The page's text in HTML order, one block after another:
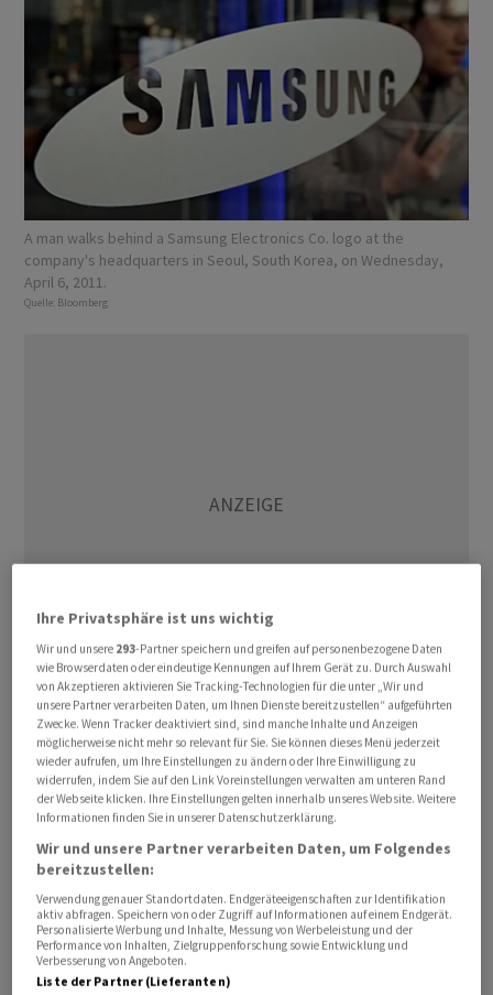
A man walks behind a Samsung Electronics Co. logo at the
company's headquarters in Seoul, South Korea, on Wednesday,
April 6, 2011.
Quelle: Bloomberg
Der südkoreanische Technologiekonzern ‌teilte am
Freitag ​mit, der zwölflagige Chip mit der Bezeichnung
HBM4E sei mehr als 20 Prozent schneller als das
Vorgängermodell ‌HBM4. Bei der Fertigung komme die
neueste 1c-DRAM-Prozesstechnologie zum Einsatz.
Der Schritt erfolgt ​drei Monate nach dem ​Start der
HBM4-Auslieferung ​und unterstreicht die Bemühungen
vonSamsung, seine ‌Position auf dem Markt für
Speicherchips für Künstliche Intelligenz (KI) zu stärken.
Zu ​den ​Kunden des ⁠Unternehmens zählen angesichts
Ihre Privatsphäre ist uns wichtig
Wir und unsere 293-Partner speichern und greifen auf personenbezogene Daten
wie Browserdaten oder eindeutige Kennungen auf Ihrem Gerät zu. Durch Auswahl
von Akzeptieren aktivieren Sie Tracking-Technologien für die unter „Wir und
unsere Partner verarbeiten Daten, um Ihnen Dienste bereitzustellen“ aufgeführten
Zwecke. Wenn Tracker deaktiviert sind, sind manche Inhalte und Anzeigen
möglicherweise nicht mehr so relevant für Sie. Sie können dieses Menü jederzeit
wieder aufrufen, um Ihre Einstellungen zu ändern oder Ihre Einwilligung zu
widerrufen, indem Sie auf den Link Voreinstellungen verwalten am unteren Rand
der Webseite klicken. Ihre Einstellungen gelten innerhalb unseres Website. Weitere
Informationen finden Sie in unserer Datenschutzerklärung.
Wir und unsere Partner verarbeiten Daten, um Folgendes
bereitzustellen:
Verwendung genauer Standortdaten. Endgeräteeigenschaften zur Identifikation
aktiv abfragen. Speichern von oder Zugriff auf Informationen auf einem Endgerät.
Personalisierte Werbung und Inhalte, Messung von Werbeleistung und der
Performance von Inhalten, Zielgruppenforschung sowie Entwicklung und
Verbesserung von Angeboten.
Liste der Partner (Lieferanten)